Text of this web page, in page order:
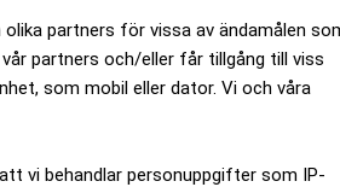
partners för vissa av ändamålen
partners och/eller får tillgång till viss
som mobil eller dator. Vi och våra
vi behandlar personuppgifter som IP-